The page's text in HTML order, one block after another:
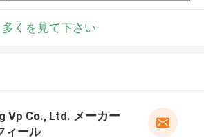
多くを見て下さい
Vp Co., Ltd. メーカー
ィール